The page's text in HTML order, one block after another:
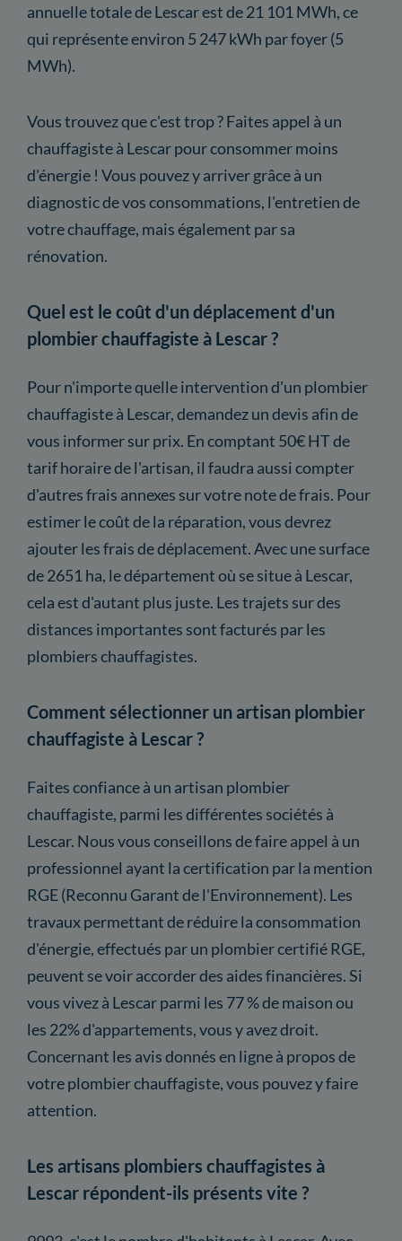
annuelle totale de Lescar est de 21 101 MWh, ce
qui représente environ 5 247 kWh par foyer (5
MWh).
Vous trouvez que c'est trop ? Faites appel à un
chauffagiste à Lescar pour consommer moins
d'énergie ! Vous pouvez y arriver grâce à un
diagnostic de vos consommations, l'entretien de
votre chauffage, mais également par sa
rénovation.
Quel est le coût d'un déplacement d'un
plombier chauffagiste à Lescar ?
Pour n'importe quelle intervention d'un plombier
chauffagiste à Lescar, demandez un devis afin de
vous informer sur prix. En comptant 50€ HT de
tarif horaire de l'artisan, il faudra aussi compter
d'autres frais annexes sur votre note de frais. Pour
estimer le coût de la réparation, vous devrez
ajouter les frais de déplacement. Avec une surface
de 2651 ha, le département où se situe à Lescar,
cela est d'autant plus juste. Les trajets sur des
distances importantes sont facturés par les
plombiers chauffagistes.
Comment sélectionner un artisan plombier
chauffagiste à Lescar ?
Faites confiance à un artisan plombier
chauffagiste, parmi les différentes sociétés à
Lescar. Nous vous conseillons de faire appel à un
professionnel ayant la certification par la mention
RGE (Reconnu Garant de l'Environnement). Les
travaux permettant de réduire la consommation
d'énergie, effectués par un plombier certifié RGE,
peuvent se voir accorder des aides financières. Si
vous vivez à Lescar parmi les 77 % de maison ou
les 22% d'appartements, vous y avez droit.
Concernant les avis donnés en ligne à propos de
votre plombier chauffagiste, vous pouvez y faire
attention.
Les artisans plombiers chauffagistes à
Lescar répondent-ils présents vite ?